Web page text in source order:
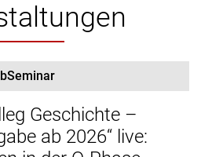
Geschichte –
ab 2026“ live: